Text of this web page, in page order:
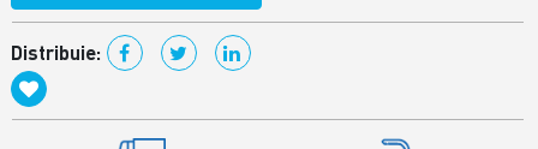
Distribuie: